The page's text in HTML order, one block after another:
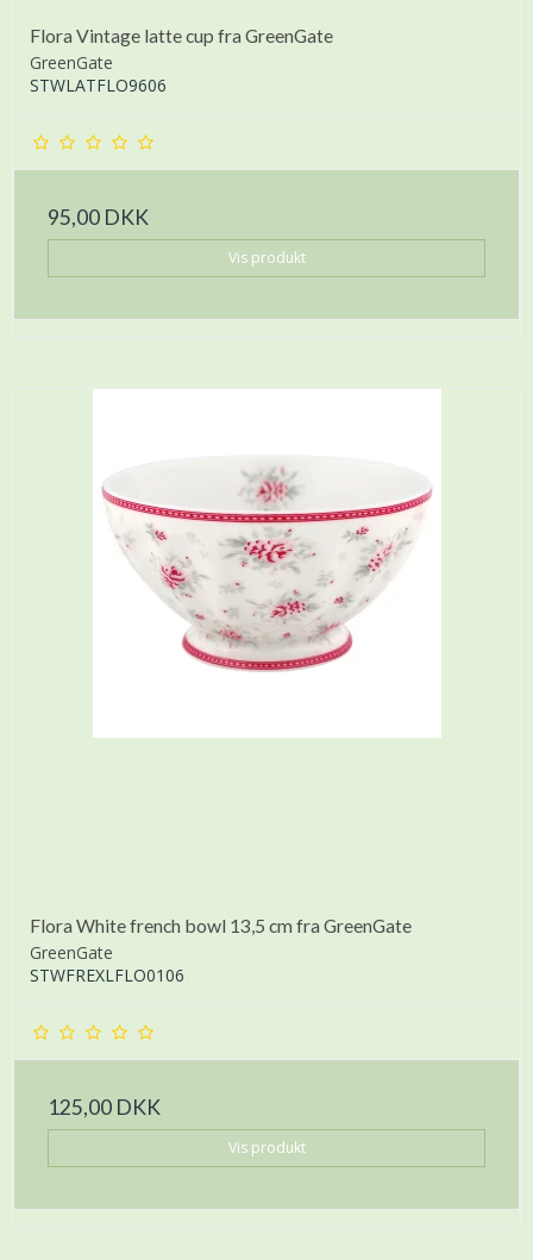
Flora Vintage latte cup fra GreenGate
GreenGate
STWLATFLO9606
95,00 DKK
Vis produkt
Flora White french bowl 13,5 cm fra GreenGate
GreenGate
STWFREXLFLO0106
125,00 DKK
Vis produkt